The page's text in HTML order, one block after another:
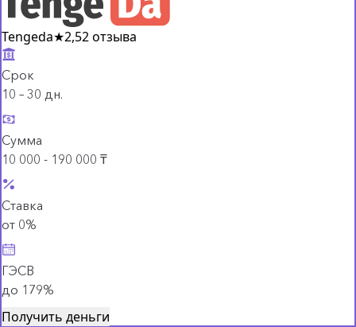
Tengeda★2,52 отзыва
Срок
10 – 30 дн.
Сумма
10 000 - 190 000 ₸
Ставка
от 0%
ГЭСВ
до 179%
Получить деньги